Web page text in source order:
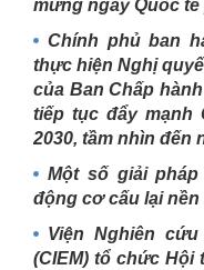
mừng ngày Quốc tế
Chính phủ ban
thực hiện Nghị
của Ban Chấp
tiếp tục đẩy mạnh
2030, tầm nhìn đến
Một số giải
động cơ cấu lại
Viện Nghiên
(CIEM) tổ chức Hội